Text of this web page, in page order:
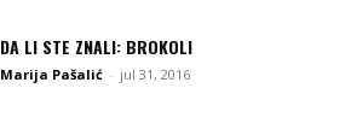
DA LI STE ZNALI: BROKOLI
Marija Pašalić - jul 31, 2016